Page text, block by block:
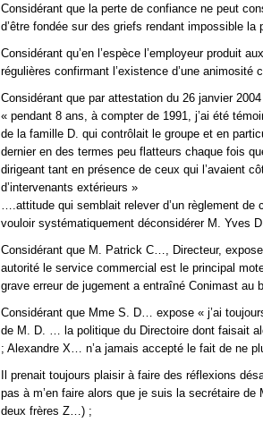
Considérant que la perte de confiance ne peut
d’être fondée sur des griefs rendant impossible
Considérant qu’en l’espèce l’employeur produit
régulières confirmant l’existence d’une
Considérant que par attestation du 26 janvier
« pendant 8 ans, à compter de 1991, j’ai été
de la famille D. qui contrôlait le groupe et en
dernier en des termes peu flatteurs chaque fois
dirigeant tant en présence de ceux qui l’avaient
d’intervenants extérieurs »
….attitude qui semblait relever d’un règlement
vouloir systématiquement déconsidérer M. Yves
Considérant que M. Patrick C…, Directeur,
autorité le service commercial est le principal
grave erreur de jugement a entraîné Conimast au
Considérant que Mme S. D… expose « j’ai
de M. D. … la politique du Directoire dont faisait
; Alexandre X… n’a jamais accepté le fait de ne
Il prenait toujours plaisir à faire des réflexions
pas à m’en faire alors que je suis la secrétaire
deux frères Z…) ;